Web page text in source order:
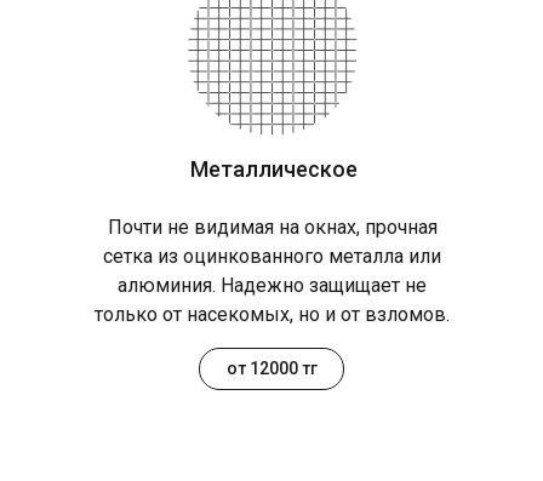
Металлическое
Почти не видимая на окнах, прочная
сетка из оцинкованного металла или
алюминия. Надежно защищает не
только от насекомых, но и от взломов.
от 12000 тг